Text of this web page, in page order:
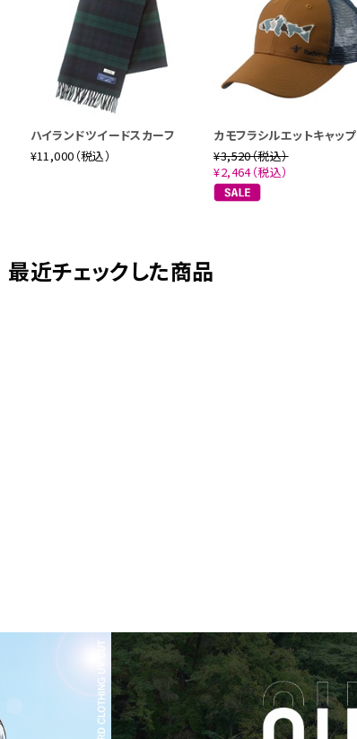
ハイランドツイードスカーフ
¥11,000（税込）
カモフラシルエットキャップ
¥3,520（税込）
¥2,464（税込）
最近チェックした商品